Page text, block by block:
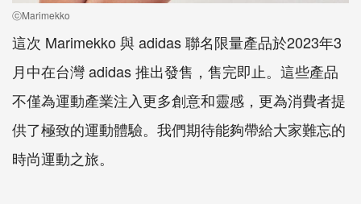
ⓒMarimekko
這次 Marimekko 與 adidas 聯名限量產品於2023年3
月中在台灣 adidas 推出發售，售完即止。這些產品
不僅為運動產業注入更多創意和靈感，更為消費者提
供了極致的運動體驗。我們期待能夠帶給大家難忘的
時尚運動之旅。